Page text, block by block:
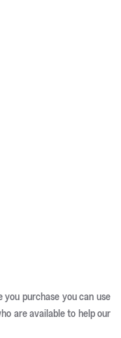
purchase you can use
are available to help our